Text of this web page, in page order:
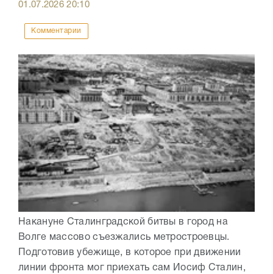
01.07.202620:10
Комментарии
Накануне Сталинградской битвы в город на
Волге массово съезжались метростроевцы.
Подготовив убежище, в которое при движении
линии фронта мог приехать сам Иосиф Сталин,